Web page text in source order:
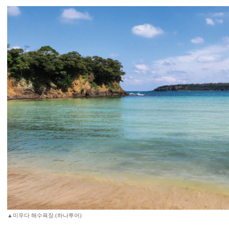
▲미우다 해수욕장.(하나투어)